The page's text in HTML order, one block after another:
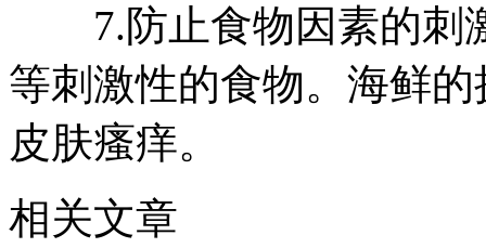
7.防止食物因素的刺
等刺激性的食物。海鲜
皮肤瘙痒。
相关文章